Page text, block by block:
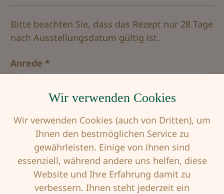
Bitte beachten Sie, dass das Rezept nur 28 Tage
nach Ausstellungsdatum gültig ist.
Anrede *
Nachname *
Wir verwenden Cookies
Wir verwenden Cookies (auch von Dritten), um
Ihnen den bestmöglichen Service zu
gewährleisten. Einige von ihnen sind
essenziell, während andere uns helfen, diese
Website und Ihre Erfahrung damit zu
verbessern. Ihnen steht jederzeit ein